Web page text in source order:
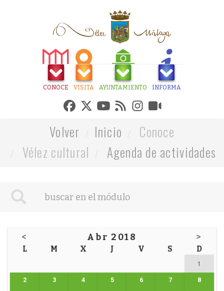
CONOCE VISITA AYUNTAMIENTO INFORMA
Volver Inicio
Conoce
Vélez cultural
Agenda de actividades
< Abr 2018 >
L M X J V S D
1
2 3 4 5 6 7 8